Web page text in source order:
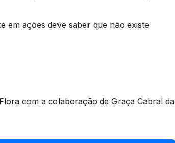
em ações deve saber que não existe
com a colaboração de Graça Cabral da